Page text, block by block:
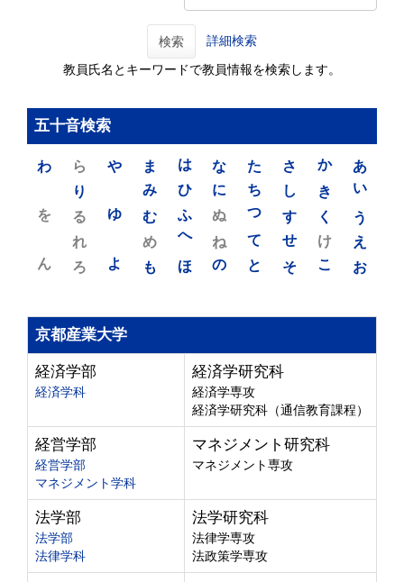
検索 詳細検索
教員氏名とキーワードで教員情報を検索します。
五十音検索
あ
い
う
え
お
か
き
く
け
こ
さ
し
す
せ
そ
た
ち
つ
て
と
な
に
ぬ
ね
の
は
ひ
ふ
へ
ほ
ま
み
む
め
も
や
ゆ
よ
ら
り
る
れ
ろ
わ
を
ん
京都産業大学
経済学部
経済学科
経済学研究科
経済学専攻
経済学研究科（通信教育課程）
経営学部
経営学部
マネジメント学科
マネジメント研究科
マネジメント専攻
法学部
法学部
法律学科
法学研究科
法律学専攻
法政策学専攻